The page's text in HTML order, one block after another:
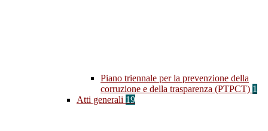
Piano triennale per la prevenzione della
corruzione e della trasparenza (PTPCT) 1
Atti generali 19